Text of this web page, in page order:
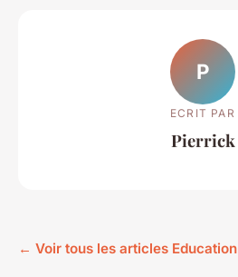
P
ECRIT PAR
Pierrick
← Voir tous les articles Education